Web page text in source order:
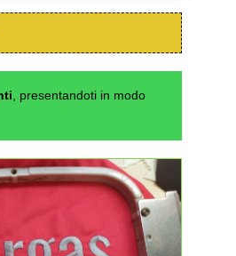
, presentandoti in modo